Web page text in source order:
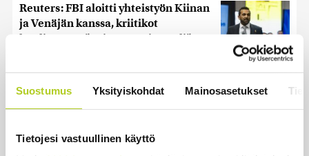
Suostumus Yksityiskohdat Mainosasetukset
Tietojesi vastuullinen käyttö
Reuters: FBI aloitti yhteistyön Kiinan
ja Venäjän kanssa, kriitikot
huolissaan – ”Loistava peiterooli”
Khamenein kanssa viestiminen on